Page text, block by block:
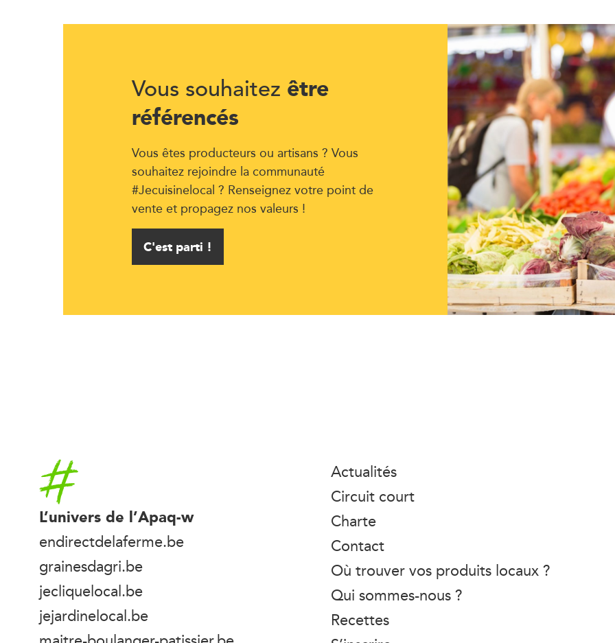
Vous souhaitez être
référencés
Vous êtes producteurs ou artisans ? Vous
souhaitez rejoindre la communauté
#Jecuisinelocal ? Renseignez votre point de
vente et propagez nos valeurs !
C'est parti !
Accueil
L’univers de l’Apaq-w
endirectdelaferme.be
grainesdagri.be
jecliquelocal.be
jejardinelocal.be
Actualités
Circuit court
Charte
Contact
Où trouver vos produits locaux ?
Qui sommes-nous ?
Recettes